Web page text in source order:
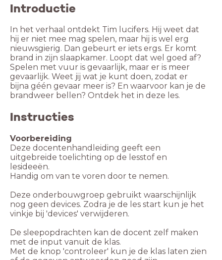
Introductie
In het verhaal ontdekt Tim lucifers. Hij weet dat
hij er niet mee mag spelen, maar hij is wel erg
nieuwsgierig. Dan gebeurt er iets ergs. Er komt
brand in zijn slaapkamer. Loopt dat wel goed af?
Spelen met vuur is gevaarlijk, maar er is meer
gevaarlijk. Weet jij wat je kunt doen, zodat er
bijna géén gevaar meer is? En waarvoor kan je de
brandweer bellen? Ontdek het in deze les.
Instructies
Deze docentenhandleiding geeft een
uitgebreide toelichting op de lesstof en
Deze onderbouwgroep gebruikt waarschijnlijk
nog geen devices. Zodra je de les start kun je het
vinkje bij 'devices' verwijderen.
De sleepopdrachten kan de docent zelf maken
Met de knop 'controleer' kun je de klas laten zien